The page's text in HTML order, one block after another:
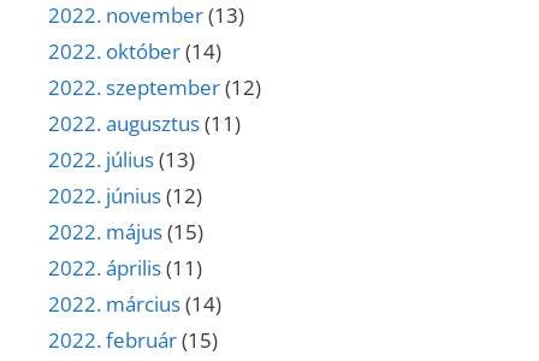
2022. november(13)
2022. október(14)
2022. szeptember(12)
2022. augusztus(11)
2022. július(13)
2022. június(12)
2022. május(15)
2022. április(11)
2022. március(14)
2022. február(15)